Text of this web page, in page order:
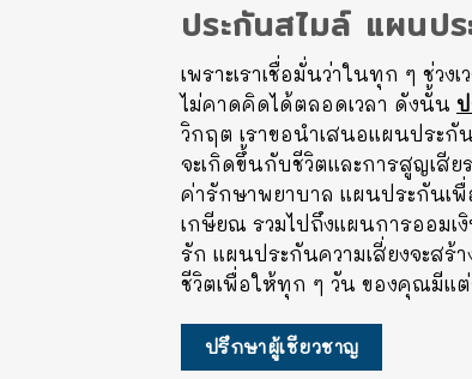
ประกันสไมล์ แผนป
เพราะเราเชื่อมั่นว่าในทุก ๆ ช่ว
ไม่คาดคิดได้ตลอดเวลา ดังนั้น
วิกฤต เราขอนำเสนอแผนประกั
จะเกิดขึ้นกับชีวิตและการสูญเสีย
ค่ารักษาพยาบาล แผนประกันเ
เกษียณ รวมไปถึงแผนการออม
รัก แผนประกันความเสี่ยงจะสร้
ชีวิตเพื่อให้ทุก ๆ วัน ของคุณมีแ
ปรึกษาผู้เชียวชาญ